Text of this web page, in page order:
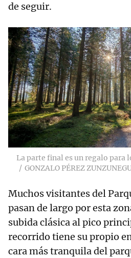
de seguir.
La parte final es un regalo para
GONZALO PÉREZ
Muchos visitantes del
pasan de largo por esta
subida clásica al pico
recorrido tiene su propio
cara más tranquila del